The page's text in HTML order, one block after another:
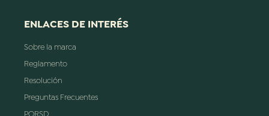
ENLACES DE INTERÉS
Sobre la marca
Reglamento
Resolución
Preguntas Frecuentes
PQRSD